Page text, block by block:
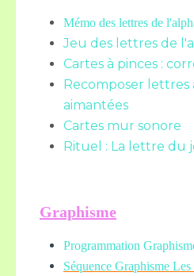
Mémo des lettres de
Jeu des lettres de
Cartes à pinces :
Recomposer lettres
aimantées
Cartes mur sonore
Rituel : La lettre du
Graphisme
Programmation
Séquence Graphisme Les